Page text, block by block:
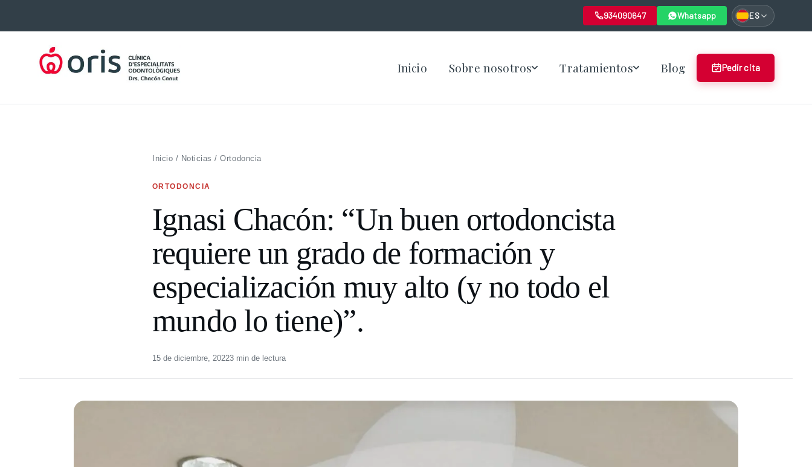
934090647 Whatsapp ES
Inicio Sobre nosotros Tratamientos Blog Pedir cita
Inicio / Noticias /Ortodoncia
ORTODONCIA
Ignasi Chacón: “Un buen ortodoncista
requiere un grado de formación y
especialización muy alto (y no todo el
mundo lo tiene)”.
15 de diciembre, 20223 min de lectura